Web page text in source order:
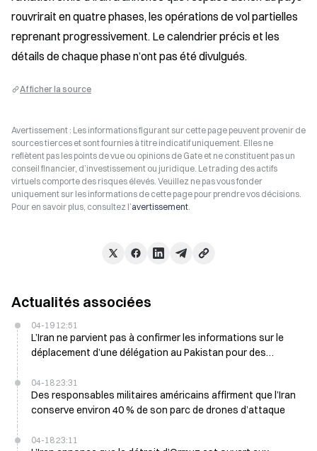
rouvrirait en quatre phases, les opérations de vol partielles
reprenant progressivement. Le calendrier précis et les
détails de chaque phase n’ont pas été divulgués.
Afficher la source
Avertissement : Les informations figurant sur cette page peuvent provenir de
sources tierces et sont fournies à titre indicatif uniquement. Elles ne
reflètent pas les points de vue ou opinions de Gate et ne constituent pas un
conseil financier, d’investissement ou juridique. Le trading des actifs
virtuels comporte des risques élevés. Veuillez ne pas vous fonder
uniquement sur les informations de cette page pour prendre vos décisions.
Pour en savoir plus, consultez l’avertissement.
Actualités associées
04-19 12:51
L’Iran ne parvient pas à confirmer les informations sur le
déplacement d’une délégation au Pakistan pour des
04-18 23:31
Des responsables militaires américains affirment que l’Iran
conserve environ 40 % de son parc de drones d’attaque
04-18 23:11